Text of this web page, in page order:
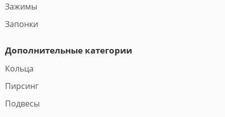
Зажимы
Запонки
Дополнительные категории
Кольца
Пирсинг
Подвесы